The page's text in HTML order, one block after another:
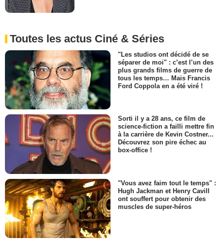
Toutes les actus Ciné & Séries
"Les studios ont décidé de se
séparer de moi" : c’est l’un des
plus grands films de guerre de
tous les temps… Mais Francis
Ford Coppola en a été viré !
Sorti il y a 28 ans, ce film de
science-fiction a failli mettre fin
à la carrière de Kevin Costner...
Découvrez son pire échec au
box-office !
"Vous avez faim tout le temps" :
Hugh Jackman et Henry Cavill
ont souffert pour obtenir des
muscles de super-héros